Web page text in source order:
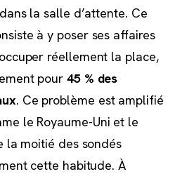
la salle d’attente. Ce
à y poser ses affaires
réellement la place,
pour 45 % des
. Ce problème est amplifié
le Royaume-Uni et le
la moitié des sondés
cette habitude. À